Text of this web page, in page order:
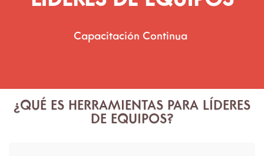
Capacitación Continua
¿QUÉ ES HERRAMIENTAS PARA LÍDERES
DE EQUIPOS?